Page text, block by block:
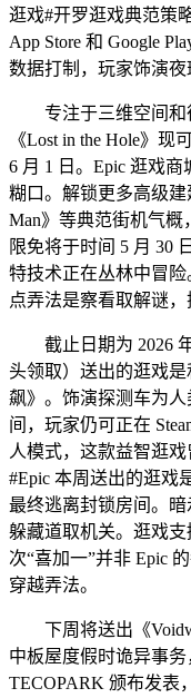
逛戏#开罗逛戏典范策
App Store 和 Google
数据打制，玩家饰演夜
专注于三维空间和
《Lost in the Hole》
6 月 1 日。Epic 逛戏
糊口。解锁更多高级
Man》等典范街机气概
限免将于时间 5 月 30
特技术正在丛林中冒
点弄法是察看取解谜，
截止日期为 2026 年
头领取）送出的逛戏
飙》。饰演探测车为
间，玩家仍可正在
人模式，这款益智逛
#Epic 本周送出的逛戏
最终逃离封锁房间。
躲藏道取机关。逛戏支
次“喜加一”并非 Epic
穿越弄法。
下周将送出《
中板屋度假时诡异事
TECOPARK 颁布发表